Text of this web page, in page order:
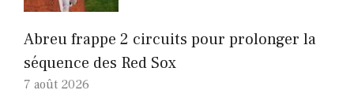
Abreu frappe 2 circuits pour prolonger la
séquence des Red Sox
7 août 2026